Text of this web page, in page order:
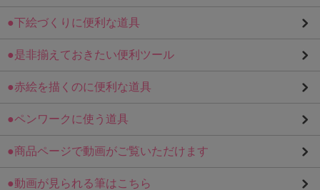
●下絵づくりに便利な道具
●是非揃えておきたい便利ツール
●赤絵を描くのに便利な道具
●ペンワークに使う道具
●商品ページで動画がご覧いただけます
●動画が見られる筆はこちら